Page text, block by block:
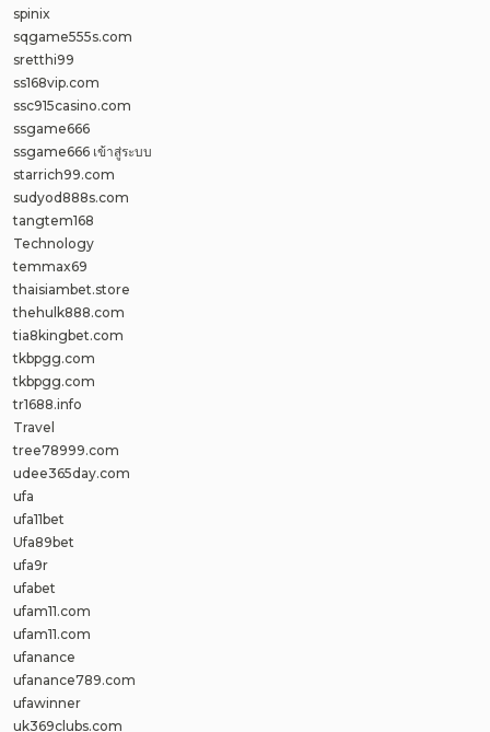
spinix
sqgame555s.com
sretthi99
ss168vip.com
ssc915casino.com
ssgame666
ssgame666 เข้าสู่ระบบ
starrich99.com
sudyod888s.com
tangtem168
Technology
temmax69
thaisiambet.store
thehulk888.com
tia8kingbet.com
tkbpgg.com
tkbpgg.com
tr1688.info
Travel
tree78999.com
udee365day.com
ufa
ufa11bet
Ufa89bet
ufa9r
ufabet
ufam11.com
ufam11.com
ufanance
ufanance789.com
ufawinner
uk369clubs.com